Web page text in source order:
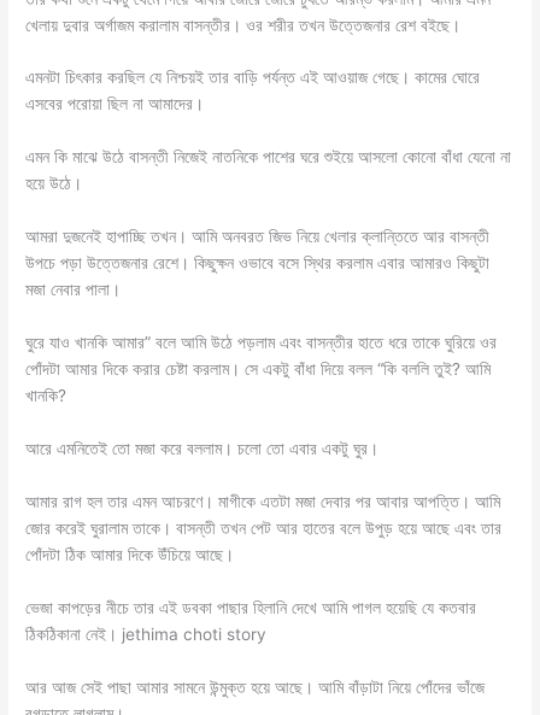
খেলায় দুবার অর্গাজম করালাম বাসন্তীর। ওর শরীর তখন উত্তেজনার রেশ বইছে।
এমনটা চিৎকার করছিল যে নিশ্চয়ই তার বাড়ি পর্যন্ত এই আওয়াজ গেছে। কামের ঘোরে
এসবের পরোয়া ছিল না আমাদের।
এমন কি মাঝে উঠে বাসন্তী নিজেই নাতনিকে পাশের ঘরে শুইয়ে আসলো কোনো বাঁধা যেনো না
হয়ে উঠে।
আমরা দুজনেই হাপাচ্ছি তখন। আমি অনবরত জিভ নিয়ে খেলার ক্লান্তিতে আর বাসন্তী
উপচে পড়া উত্তেজনার রেশে। কিছুক্ষন ওভাবে বসে স্থির করলাম এবার আমারও কিছুটা
মজা নেবার পালা।
ঘুরে যাও খানকি আমার” বলে আমি উঠে পড়লাম এবং বাসন্তীর হাতে ধরে তাকে ঘুরিয়ে ওর
পোঁদটা আমার দিকে করার চেষ্টা করলাম। সে একটু বাঁধা দিয়ে বলল “কি বললি তুই? আমি
খানকি?
আরে এমনিতেই তো মজা করে বললাম। চলো তো এবার একটু ঘুর।
আমার রাগ হল তার এমন আচরণে। মাগীকে এতটা মজা দেবার পর আবার আপত্তি। আমি
জোর করেই ঘুরালাম তাকে। বাসন্তী তখন পেট আর হাতের বলে উপুড় হয়ে আছে এবং তার
পোঁদটা ঠিক আমার দিকে উঁচিয়ে আছে।
ভেজা কাপড়ের নীচে তার এই ডবকা পাছার হিলানি দেখে আমি পাগল হয়েছি যে কতবার
ঠিকঠিকানা নেই। jethima choti story
আর আজ সেই পাছা আমার সামনে উন্মুক্ত হয়ে আছে। আমি বাঁড়াটা নিয়ে পোঁদের ভাঁজে